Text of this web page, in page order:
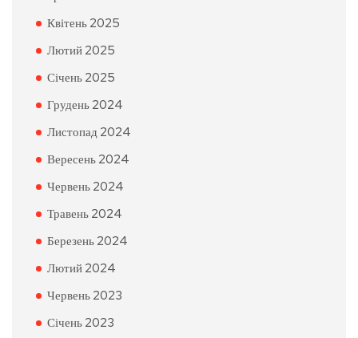
Квітень 2025
Лютий 2025
Січень 2025
Грудень 2024
Листопад 2024
Вересень 2024
Червень 2024
Травень 2024
Березень 2024
Лютий 2024
Червень 2023
Січень 2023